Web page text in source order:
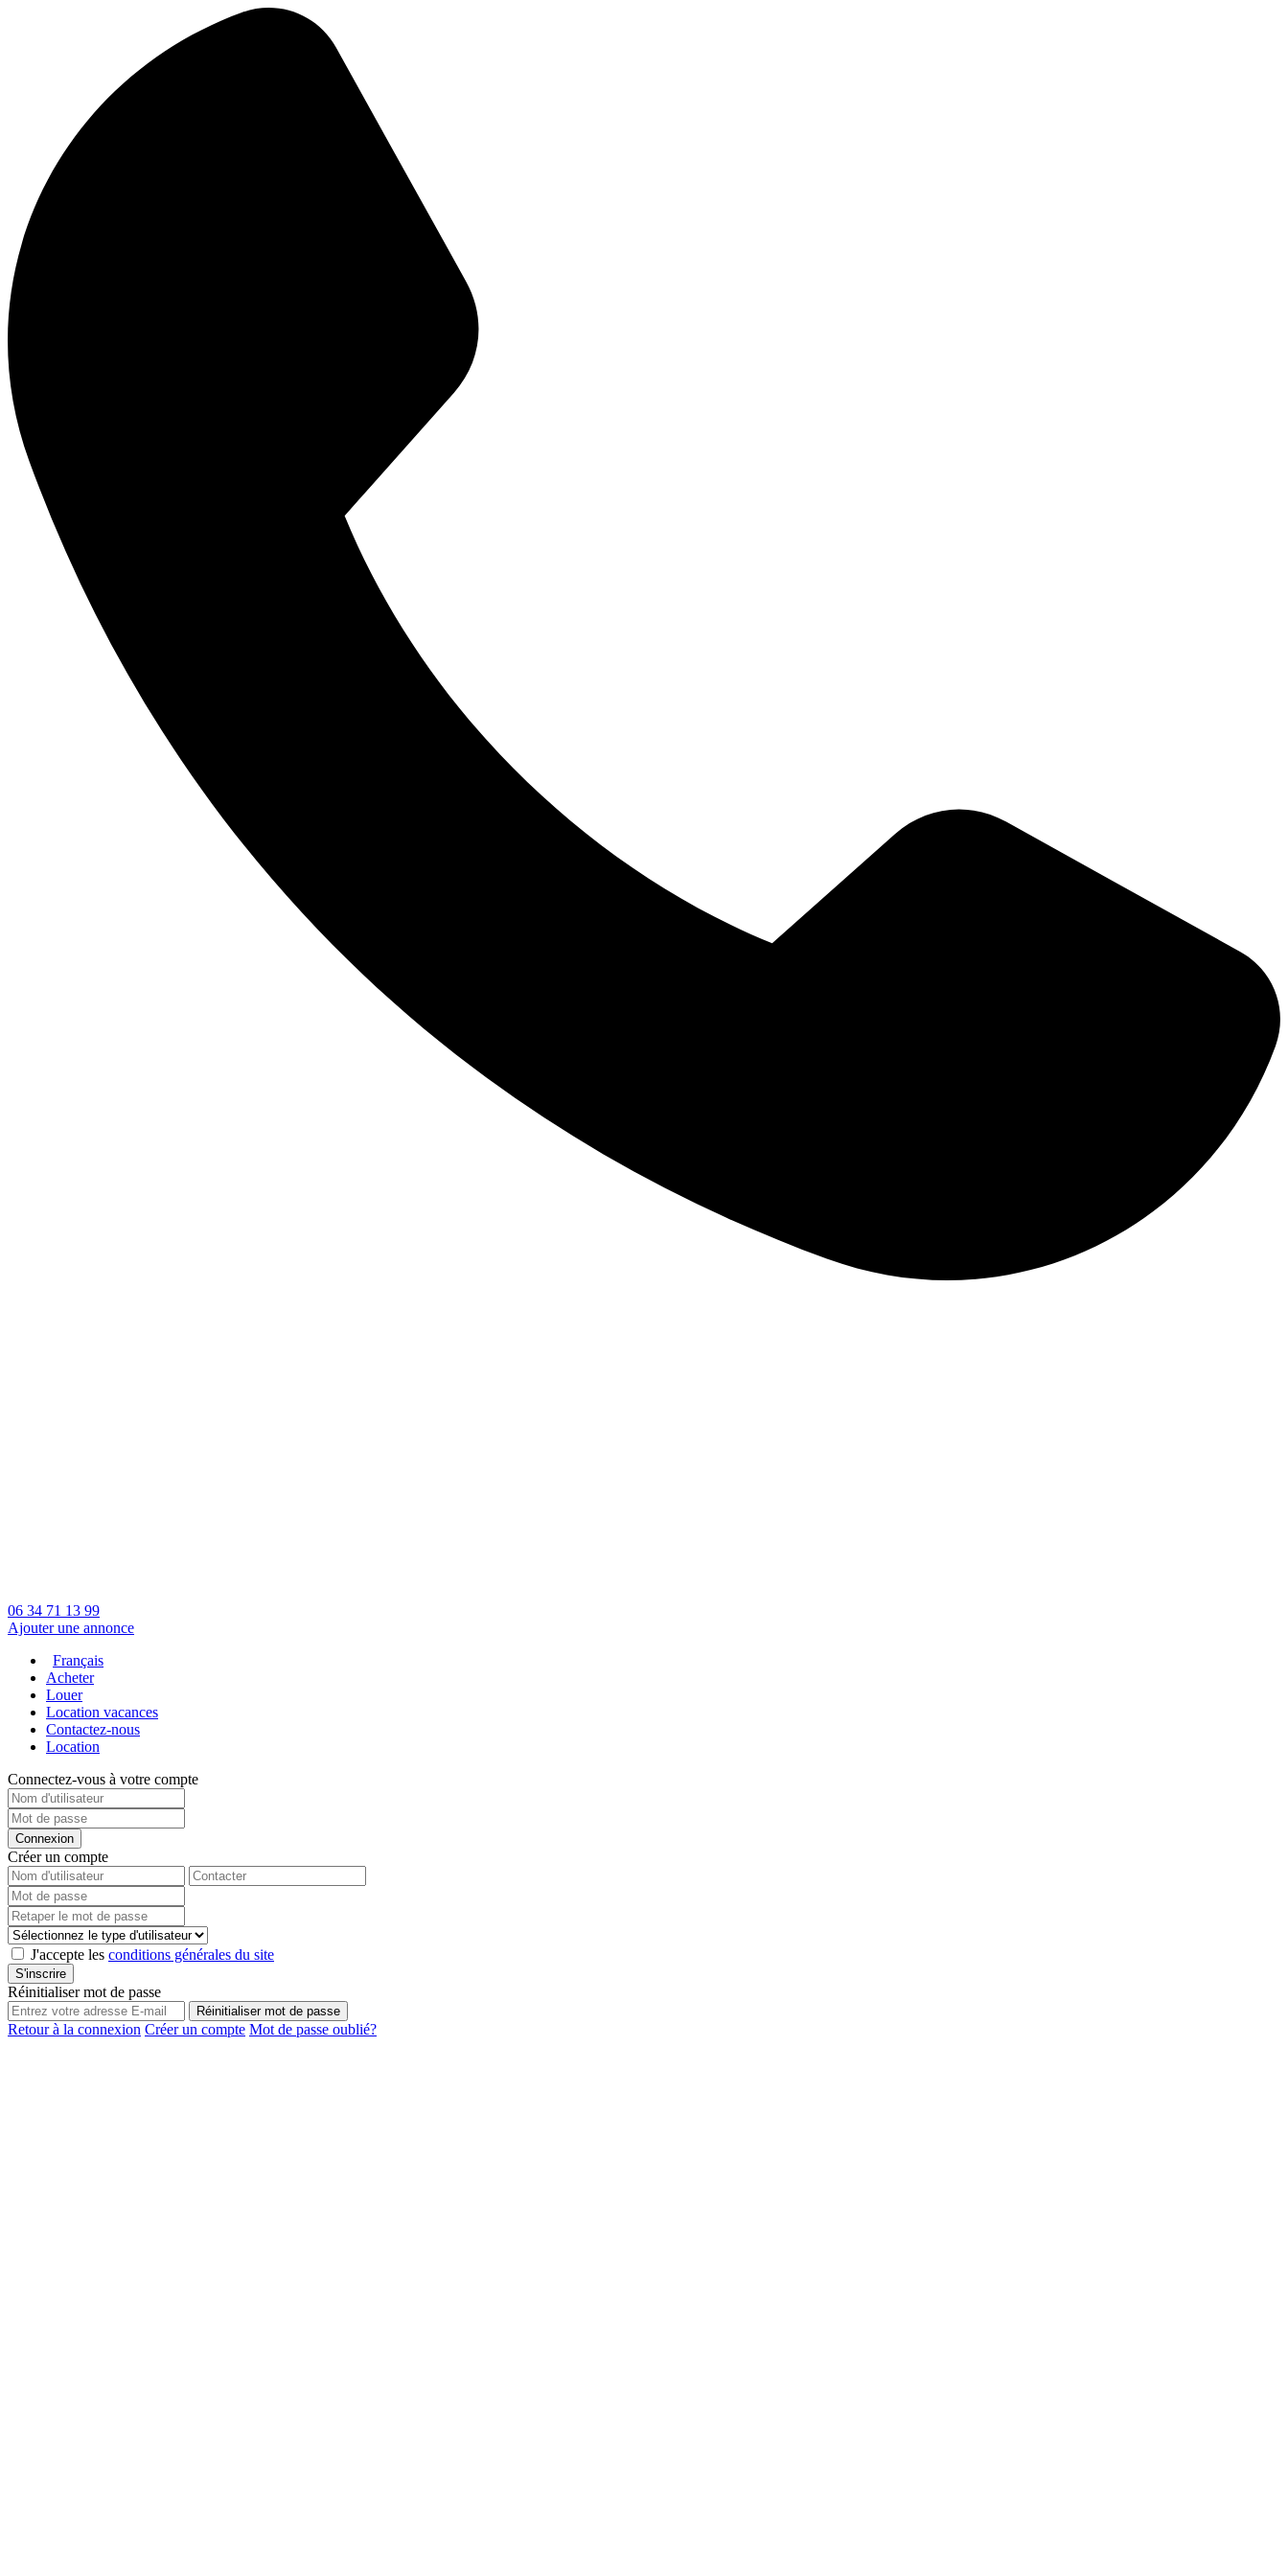
06 34 71 13 99
Ajouter une annonce
Français
Acheter
Louer
Location vacances
Contactez-nous
Location
Connectez-vous à votre compte
Connexion
Créer un compte
J'accepte les conditions générales du site
S'inscrire
Réinitialiser mot de passe
Réinitialiser mot de passe
Retour à la connexion Créer un compte Mot de passe oublié?